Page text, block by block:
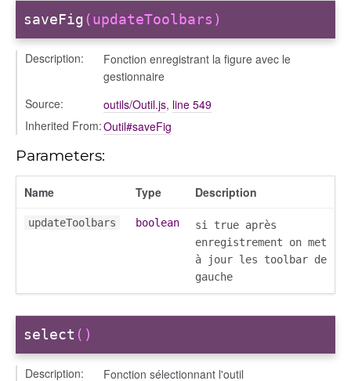
saveFig(updateToolbars)
Description:
Fonction enregistrant la figure avec le
gestionnaire
Source:
outils/Outil.js, line 549
Inherited From:Outil#saveFig
Parameters:
Name Type Description
updateToolbars boolean
si true après
enregistrement on met
à jour les toolbar de
gauche
select ()
Description: Fonction sélectionnant l'outil